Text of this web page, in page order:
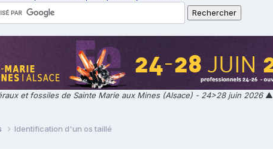
et fossiles de Sainte Marie aux Mines (Alsace) - 24>28 juin 2026▲
Identification d'un os taillé